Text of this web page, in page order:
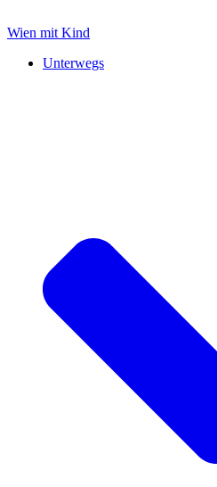
Inhalt
Wien mit Kind
Unterwegs